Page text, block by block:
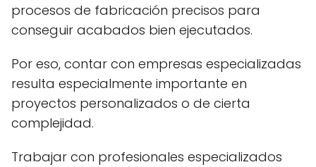
procesos de fabricación precisos para
conseguir acabados bien ejecutados.
Por eso, contar con empresas especializadas
resulta especialmente importante en
proyectos personalizados o de cierta
complejidad.
Trabajar con profesionales especializados